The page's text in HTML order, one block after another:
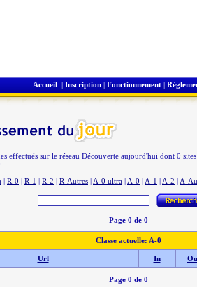
Accueil | Inscription | Fonctionnement |
effectués sur le réseau Découverte aujourd'hui dont 0
| R-0 | R-1 | R-2 | R-Autres | A-0 ultra | A-0 | A-1 | A-2 | A-
Page 0 de 0
Classe actuelle: A-0
Url In
Page 0 de 0